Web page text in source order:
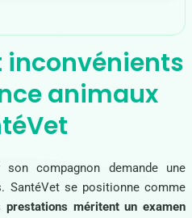
inconvénients
animaux
compagnon demande une
SantéVet se positionne comme
prestations méritent un examen